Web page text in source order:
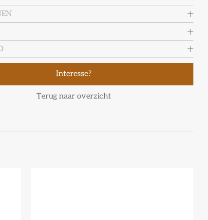
Interesse?
Terug naar overzicht